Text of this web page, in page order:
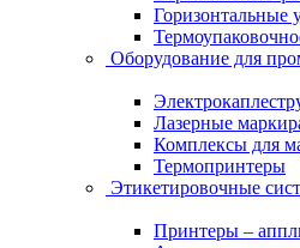
Горизонтальные
Оборудование для
Лазерные
Комплексы для
Термопринтеры
Этикетировочные
Принтеры –